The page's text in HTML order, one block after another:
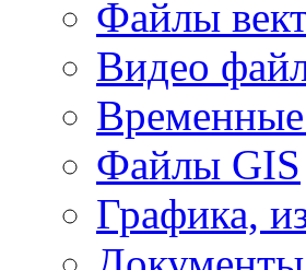
Файлы
Видео
Файлы GIS
Графика,